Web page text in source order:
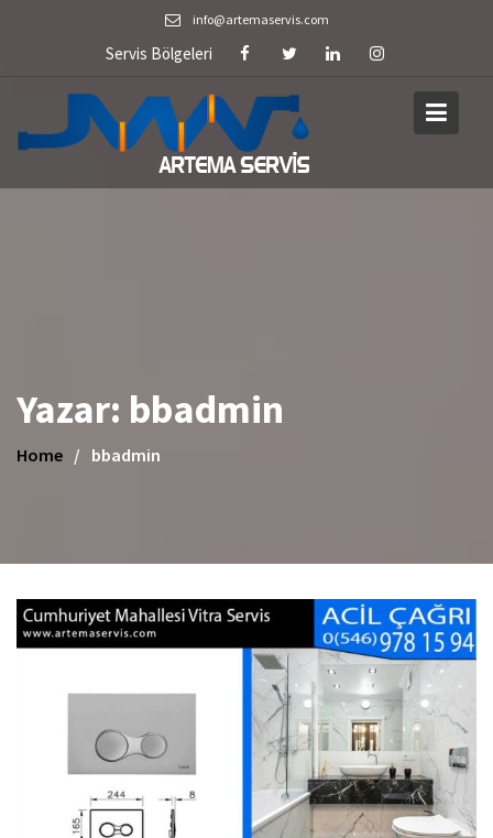
info@artemaservis.com
Servis Bölgeleri
Yazar: bbadmin
Home bbadmin